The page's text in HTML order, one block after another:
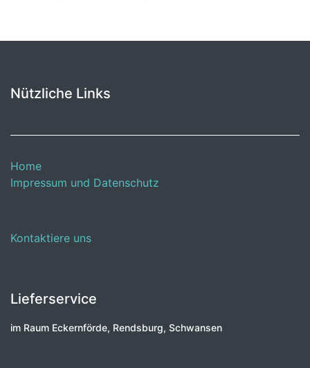
Nützliche Links
Home
Impressum und Datenschutz
Kontaktiere uns
Lieferservice
im Raum Eckernförde, Rendsburg, Schwansen